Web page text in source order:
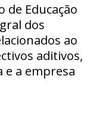
de Educação
dos
ao
aditivos,
a empresa